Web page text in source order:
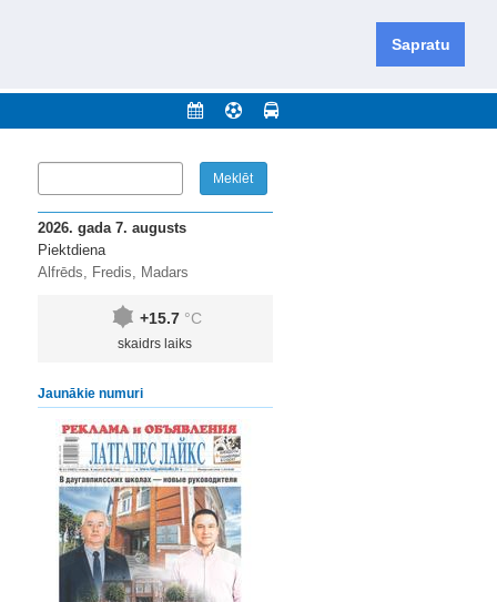
Sapratu
novadu un apkārtējos novadus un pilsētas.
2026. gada 7. augusts
Piektdiena
Alfrēds, Fredis, Madars
+15.7 °C
skaidrs laiks
Jaunākie numuri